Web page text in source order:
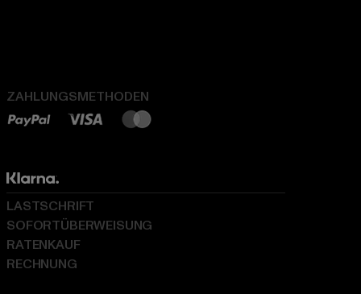
ZAHLUNGSMETHODEN
LASTSCHRIFT
SOFORTÜBERWEISUNG
RATENKAUF
RECHNUNG